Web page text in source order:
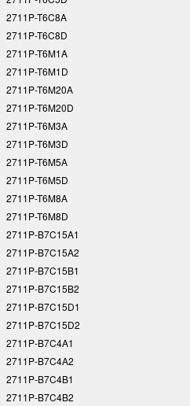
2711P-T6C8A
2711P-T6C8D
2711P-T6M1A
2711P-T6M1D
2711P-T6M20A
2711P-T6M20D
2711P-T6M3A
2711P-T6M3D
2711P-T6M5A
2711P-T6M5D
2711P-T6M8A
2711P-T6M8D
2711P-B7C15A1
2711P-B7C15A2
2711P-B7C15B1
2711P-B7C15B2
2711P-B7C15D1
2711P-B7C15D2
2711P-B7C4A1
2711P-B7C4A2
2711P-B7C4B1
2711P-B7C4B2